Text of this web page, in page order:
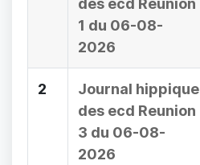
des ecd Reunion
1 du 06-08-
2026
2
Journal hippique
des ecd Reunion
3 du 06-08-
2026